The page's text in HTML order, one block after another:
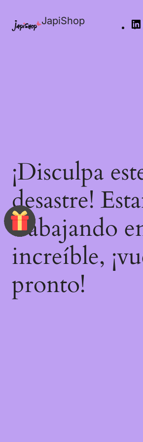
JapiShop
¡Disculpa
desastre!
trabajando
increíble,
pronto!